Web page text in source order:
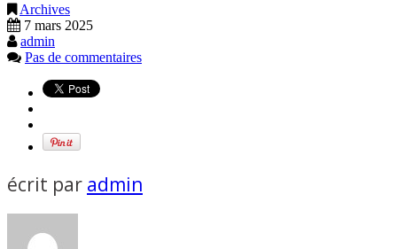
Archives
7 mars 2025
admin
Pas de commentaires
écrit par admin